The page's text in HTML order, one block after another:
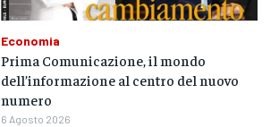
Economia
Prima Comunicazione, il mondo
dell’informazione al centro del nuovo
numero
6 Agosto 2026